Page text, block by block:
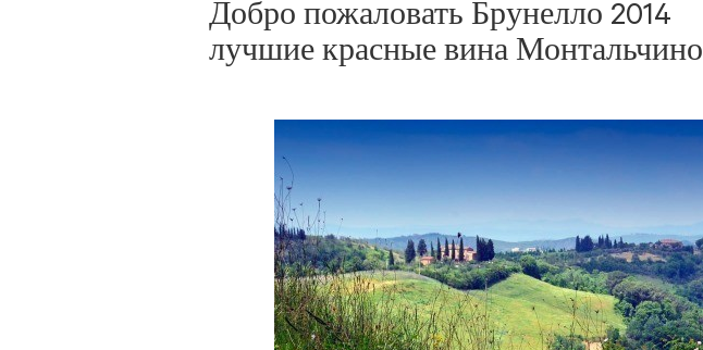
Добро пожаловать Брунелло 2014
лучшие красные вина Монтальчино